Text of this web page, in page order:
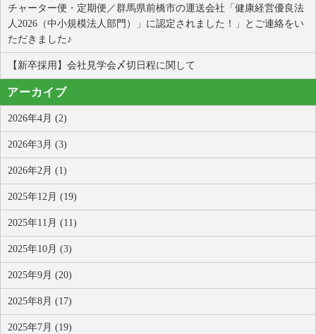
チャーター便・定期便／群馬県前橋市の運送会社「健康経営優良法
人2026（中小規模法人部門）」に認定されました！」とご連絡をい
ただきました♪
【新卒採用】会社見学会〆切日程に関して
アーカイブ
2026年4月 (2)
2026年3月 (3)
2026年2月 (1)
2025年12月 (19)
2025年11月 (11)
2025年10月 (3)
2025年9月 (20)
2025年8月 (17)
2025年7月 (19)